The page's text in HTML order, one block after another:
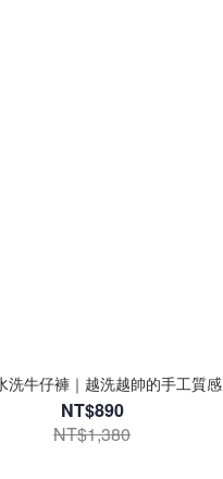
洗牛仔褲｜越洗越帥的手工質感
NT$890
NT$1,380